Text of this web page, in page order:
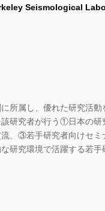
Seismological
所属し、優れた研究活
研究者が行う①日本の研
、③若手研究者向けセミ
研究環境で活躍する若手